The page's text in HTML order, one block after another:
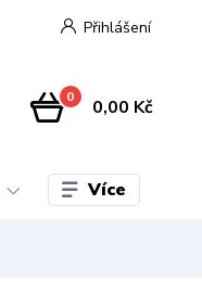
Přihlášení
0 0,00 Kč
Více